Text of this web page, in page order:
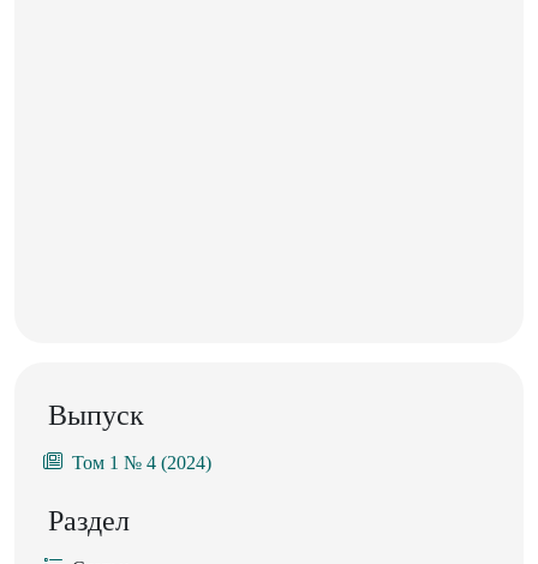
Выпуск
Том 1 № 4 (2024)
Раздел